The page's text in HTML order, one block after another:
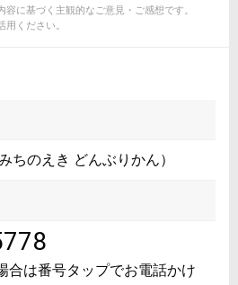
に基づく主観的なご意見・ご感想です。
用ください。
ちのえき どんぶりかん）
合は番号タップでお電話かけ